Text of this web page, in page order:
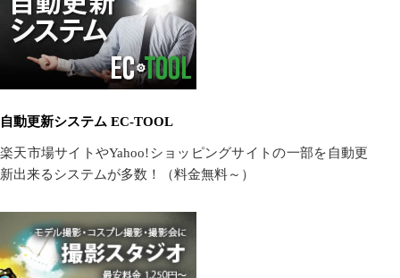
自動更新システム EC-TOOL
楽天市場サイトやYahoo!ショッピングサイトの一部を自動更
新出来るシステムが多数！（料金無料～）